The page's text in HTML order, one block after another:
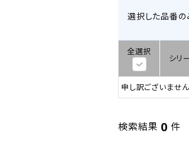
選択した品番の
全選択
シリ
申し訳ございませ
検索結果 0 件